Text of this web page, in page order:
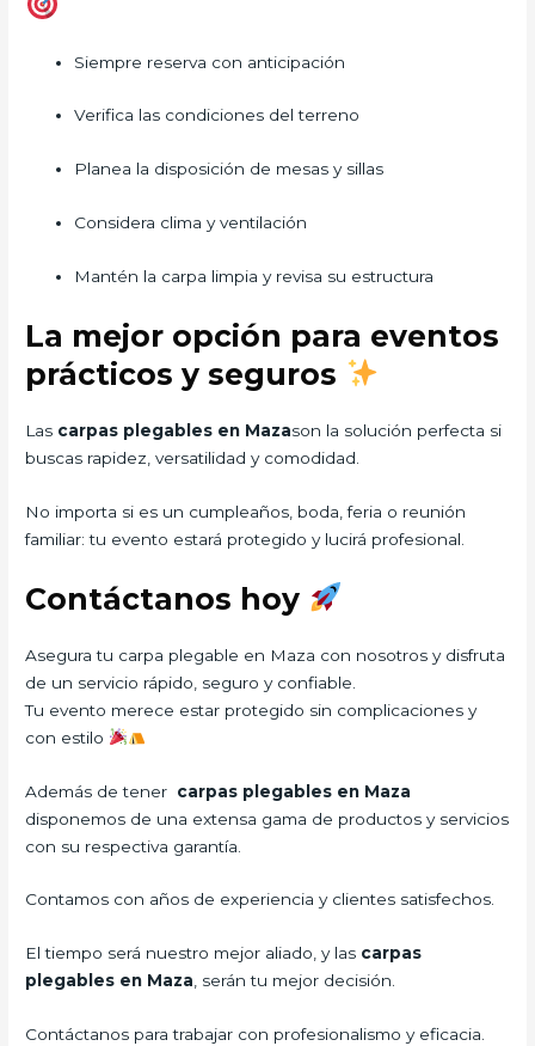
Siempre reserva con anticipación
Verifica las condiciones del terreno
Planea la disposición de mesas y sillas
Considera clima y ventilación
Mantén la carpa limpia y revisa su estructura
La mejor opción para eventos
prácticos y seguros
Las carpas plegables en Mazason la solución perfecta si
buscas rapidez, versatilidad y comodidad.
No importa si es un cumpleaños, boda, feria o reunión
familiar: tu evento estará protegido y lucirá profesional.
Contáctanos hoy
Asegura tu carpa plegable en Maza con nosotros y disfruta
de un servicio rápido, seguro y confiable.
Tu evento merece estar protegido sin complicaciones y
con estilo
Además de tener carpas plegables en Maza
disponemos de una extensa gama de productos y servicios
con su respectiva garantía.
Contamos con años de experiencia y clientes satisfechos.
El tiempo será nuestro mejor aliado, y las carpas
plegables en Maza, serán tu mejor decisión.
Contáctanos para trabajar con profesionalismo y eficacia.